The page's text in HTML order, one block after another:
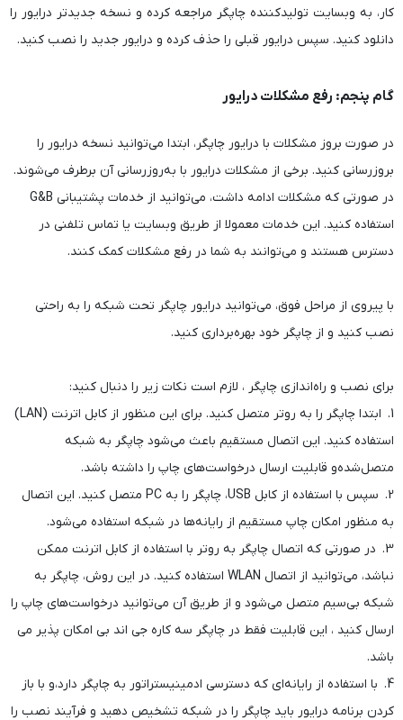
کار، به وبسایت تولیدکننده چاپگر مراجعه کرده و نسخه جدیدتر درایور را
دانلود کنید. سپس درایور قبلی را حذف کرده و درایور جدید را نصب کنید.
گام پنجم: رفع مشکلات درایور
در صورت بروز مشکلات با درایور چاپگر، ابتدا می‌توانید نسخه درایور را
بروزرسانی کنید. برخی از مشکلات درایور با به‌روزرسانی آن برطرف می‌شوند.
در صورتی که مشکلات ادامه داشت، می‌توانید از خدمات پشتیبانی G&B
استفاده کنید. این خدمات معمولا از طریق وبسایت یا تماس تلفنی در
دسترس هستند و می‌توانند به شما در رفع مشکلات کمک کنند.
با پیروی از مراحل فوق، می‌توانید درایور چاپگر تحت شبکه را به راحتی
نصب کنید و از چاپگر خود بهره‌برداری کنید.
برای نصب و راه‌اندازی چاپگر ، لازم است نکات زیر را دنبال کنید:
1. ابتدا چاپگر را به روتر متصل کنید. برای این منظور از کابل اترنت (LAN)
استفاده کنید. این اتصال مستقیم باعث می‌شود چاپگر به شبکه
متصل‌شده‌و قابلیت ارسال درخواست‌های چاپ را داشته باشد.
2. سپس با استفاده از کابل USB، چاپگر را به PC متصل کنید. این اتصال
به منظور امکان چاپ مستقیم از رایانه‌ها در شبکه استفاده می‌شود.
3. در صورتی که اتصال چاپگر به روتر با استفاده از کابل اترنت ممکن
نباشد، می‌توانید از اتصال WLAN استفاده کنید. در این روش، چاپگر به
شبکه بی‌سیم متصل می‌شود و از طریق آن می‌توانید درخواست‌های چاپ را
ارسال کنید ، این قابلیت فقط در چاپگر سه کاره جی اند بی امکان پذیر می
باشد.
4. با استفاده از رایانه‌ای که دسترسی ادمینیستراتور به چاپگر دارد،و با باز
کردن برنامه درایور باید چاپگر را در شبکه تشخیص دهید و فرآیند نصب را